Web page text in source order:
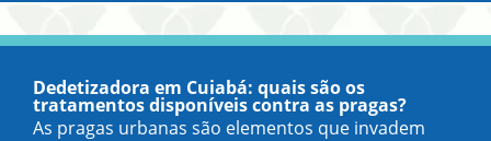
Dedetizadora em Cuiabá: quais são os
tratamentos disponíveis contra as pragas?
As pragas urbanas são elementos que invadem